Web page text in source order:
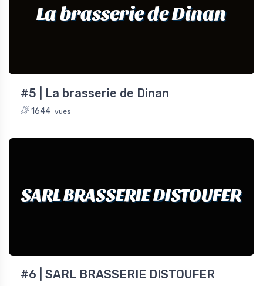
La brasserie de Dinan
#5 | La brasserie de Dinan
1644 vues
SARL BRASSERIE DISTOUFER
#6 | SARL BRASSERIE DISTOUFER